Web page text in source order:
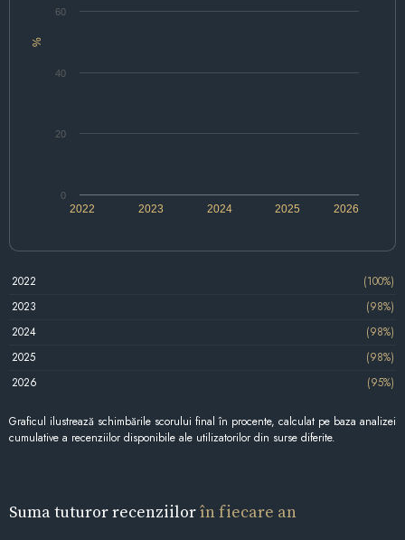
%
2022 2024 2026
2023 2025
0
20
40
60
2022
(100%)
2023
(98%)
2024
(98%)
2025
(98%)
2026
(95%)
Graficul ilustrează schimbările scorului final în procente, calculat pe baza analizei
cumulative a recenziilor disponibile ale utilizatorilor din surse diferite.
Suma tuturor recenziilorîn fiecare an